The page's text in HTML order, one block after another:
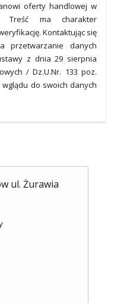
oferty handlowej w
Treść ma charakter
Kontaktując się
przetwarzanie danych
z dnia 29 sierpnia
/ Dz.U.Nr. 133 poz.
do swoich danych
ul. Żurawia